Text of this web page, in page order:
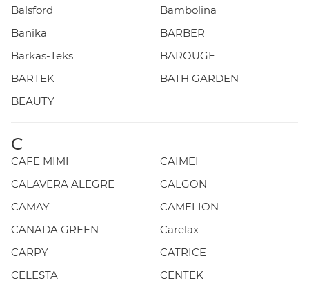
Balsford
Bambolina
Banika
BARBER
Barkas-Teks
BAROUGE
BARTEK
BATH GARDEN
BEAUTY
C
CAFE MIMI
CAIMEI
CALAVERA ALEGRE
CALGON
CAMAY
CAMELION
CANADA GREEN
Carelax
CARPY
CATRICE
CELESTA
CENTEK